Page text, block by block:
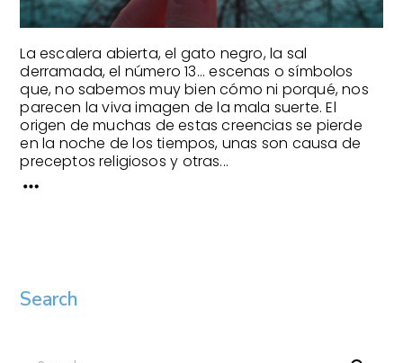
La escalera abierta, el gato negro, la sal
derramada, el número 13... escenas o símbolos
que, no sabemos muy bien cómo ni porqué, nos
parecen la viva imagen de la mala suerte. El
origen de muchas de estas creencias se pierde
en la noche de los tiempos, unas son causa de
preceptos religiosos y otras...
Search